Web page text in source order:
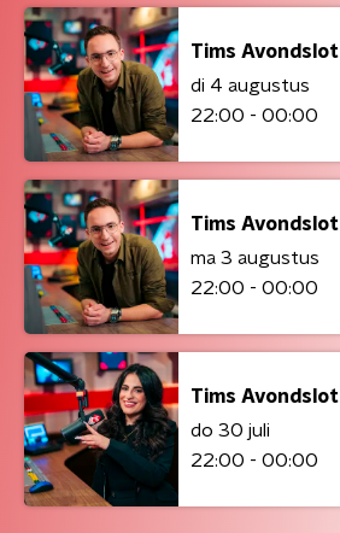
Tims Avondslot
di 4 augustus
22:00 - 00:00
Tims Avondslot
ma 3 augustus
22:00 - 00:00
Tims Avondslot
do 30 juli
22:00 - 00:00